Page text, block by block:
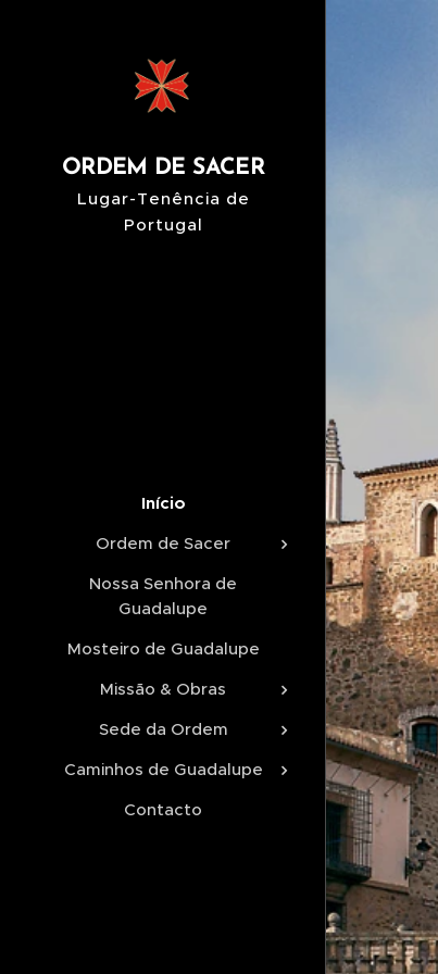
ORDEM DE SACER
Lugar-Tenência de
Portugal
Início
Ordem de Sacer
Nossa Senhora de
Guadalupe
Mosteiro de Guadalupe
Missão & Obras
Sede da Ordem
Caminhos de Guadalupe
Contacto